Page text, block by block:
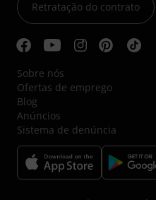
Retratação do contrato
Sobre nós
Ofertas de emprego
Blog
Anúncios
Sistema de denúncia